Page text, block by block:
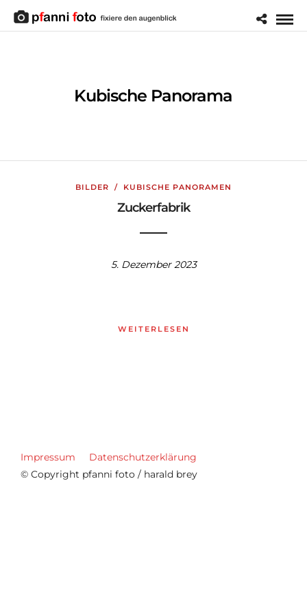
Kubische Panorama
BILDER / KUBISCHE PANORAMEN
Zuckerfabrik
5. Dezember 2023
WEITERLESEN
Impressum
Datenschutzerklärung
© Copyright pfanni foto / harald brey